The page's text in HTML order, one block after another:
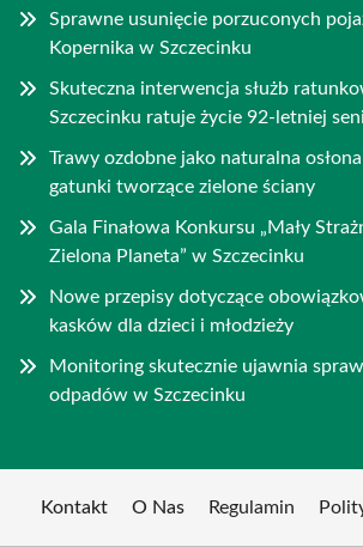
Sprawne usunięcie porzuconych
Kopernika w Szczecinku
Skuteczna interwencja służb
Szczecinku ratuje życie 92-letniej
Trawy ozdobne jako naturalna
gatunki tworzące zielone ściany
Gala Finałowa Konkursu „Mały
Zielona Planeta” w Szczecinku
Nowe przepisy dotyczące
kasków dla dzieci i młodzieży
Monitoring skutecznie ujawnia
odpadów w Szczecinku
Kontakt O Nas Regulamin